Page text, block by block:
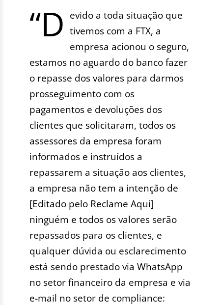
“D evido a toda situação que
tivemos com a FTX, a
empresa acionou o seguro,
estamos no aguardo do banco fazer
o repasse dos valores para darmos
prosseguimento com os
pagamentos e devoluções dos
clientes que solicitaram, todos os
assessores da empresa foram
informados e instruídos a
repassarem a situação aos clientes,
a empresa não tem a intenção de
[Editado pelo Reclame Aqui]
ninguém e todos os valores serão
repassados para os clientes, e
qualquer dúvida ou esclarecimento
está sendo prestado via WhatsApp
no setor financeiro da empresa e via
e-mail no setor de compliance: